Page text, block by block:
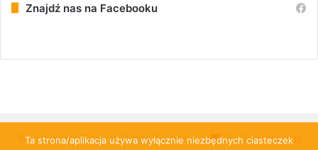
Znajdź nas na Facebooku
© Copyright 2026, All Rights Reserved | PulsRadomska.pl
Ta strona/aplikacja używa wyłącznie niezbędnych ciasteczek